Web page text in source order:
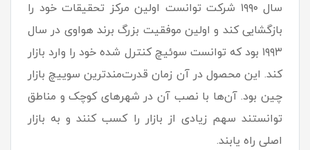
سال ۱۹۹۰ شرکت توانست اولین مرکز تحقیقات خود را
بازگشایی کند و اولین موفقیت بزرگ برند هواوی در سال
۱۹۹۳ بود که توانست سوئیچ کنترل شده خود را وارد بازار
کند. این محصول در آن زمان قدرت‌مندترین سوییچ بازار
چین بود. آن‌ها با نصب آن در شهرهای کوچک و مناطق
توانستند سهم زیادی از بازار را کسب کنند و به بازار
اصلی راه یابند.